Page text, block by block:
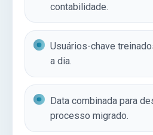
contabilidade.
Usuários-chave
a dia.
Data combinada para
processo migrado.